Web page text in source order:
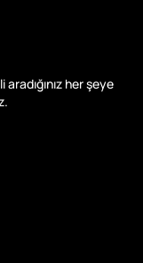
her şeye